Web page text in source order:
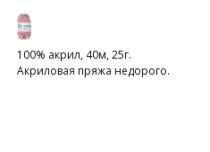
100% акрил, 40м, 25г.
Акриловая пряжа недорого.